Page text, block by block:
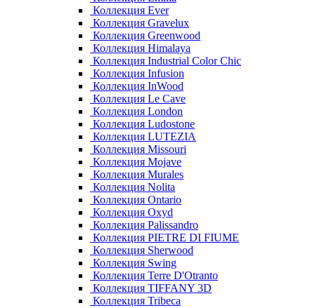
Коллекция Ever
Коллекция Gravelux
Коллекция Greenwood
Коллекция Himalaya
Коллекция Industrial Color Chic
Коллекция Infusion
Коллекция InWood
Коллекция Le Cave
Коллекция London
Коллекция Ludostone
Коллекция LUTEZIA
Коллекция Missouri
Коллекция Mojave
Коллекция Murales
Коллекция Nolita
Коллекция Ontario
Коллекция Oxyd
Коллекция Palissandro
Коллекция PIETRE DI FIUME
Коллекция Sherwood
Коллекция Swing
Коллекция Terre D'Otranto
Коллекция TIFFANY 3D
Коллекция Tribeca